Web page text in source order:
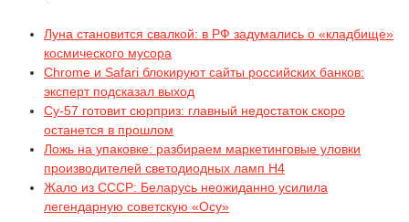
Луна становится свалкой: в РФ задумались о «кладбище»
космического мусора
Chrome и Safari блокируют сайты российских банков:
эксперт подсказал выход
Су-57 готовит сюрприз: главный недостаток скоро
останется в прошлом
Ложь на упаковке: разбираем маркетинговые уловки
производителей светодиодных ламп H4
Жало из СССР: Беларусь неожиданно усилила
легендарную советскую «Осу»